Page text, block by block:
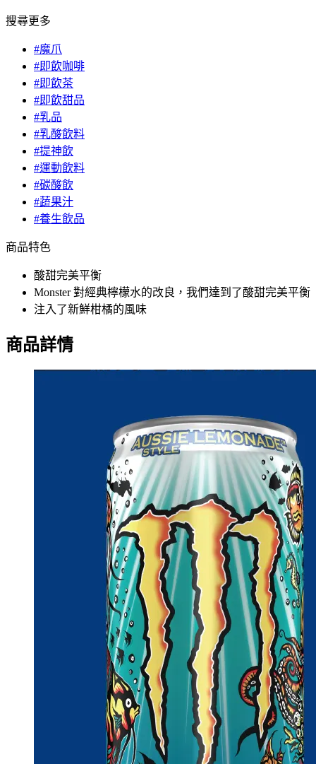
搜尋更多
#魔爪
#即飲咖啡
#即飲茶
#即飲甜品
#乳品
#乳酸飲料
#提神飲
#運動飲料
#碳酸飲
#蔬果汁
#養生飲品
商品特色
酸甜完美平衡
Monster 對經典檸檬水的改良，我們達到了酸甜完美平衡
注入了新鮮柑橘的風味
商品詳情